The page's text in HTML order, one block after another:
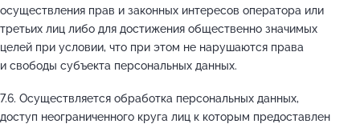
осуществления прав и законных интересов оператора или
третьих лиц либо для достижения общественно значимых
целей при условии, что при этом не нарушаются права
и свободы субъекта персональных данных.
7.6. Осуществляется обработка персональных данных,
доступ неограниченного круга лиц к которым предоставлен